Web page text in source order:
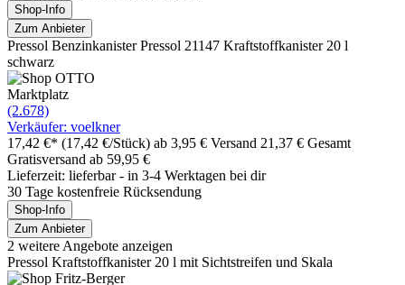
Shop-Info
Zum Anbieter
Pressol Benzinkanister Pressol 21147 Kraftstoffkanister 20 l
schwarz
Marktplatz
(2.678)
Verkäufer: voelkner
17,42 €* (17,42 €/Stück) ab 3,95 € Versand 21,37 € Gesamt
Gratisversand ab 59,95 €
Lieferzeit: lieferbar - in 3-4 Werktagen bei dir
30 Tage kostenfreie Rücksendung
Shop-Info
Zum Anbieter
2 weitere Angebote anzeigen
Pressol Kraftstoffkanister 20 l mit Sichtstreifen und Skala